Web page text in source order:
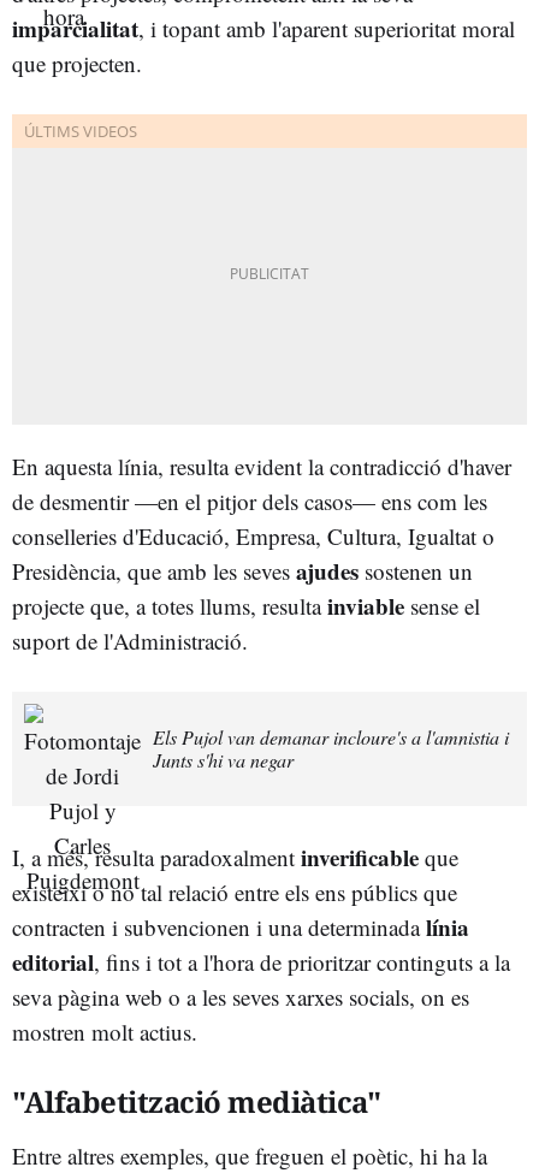
imparcialitat, i topant amb l'aparent superioritat moral
que projecten.
En aquesta línia, resulta evident la contradicció d'haver
de desmentir —en el pitjor dels casos— ens com les
conselleries d'Educació, Empresa, Cultura, Igualtat o
Presidència, que amb les seves ajudes sostenen un
projecte que, a totes llums, resultainviable sense el
suport de l'Administració.
Els Pujol van demanar incloure's a l'amnistia i
Junts s'hi va negar
I, a més, resulta paradoxalment inverificable que
existeixi o no tal relació entre els ens públics que
contracten i subvencionen i una determinadalínia
editorial, fins i tot a l'hora de prioritzar continguts a la
seva pàgina web o a les seves xarxes socials, on es
mostren molt actius.
"Alfabetització mediàtica"
Entre altres exemples, que freguen el poètic, hi ha la